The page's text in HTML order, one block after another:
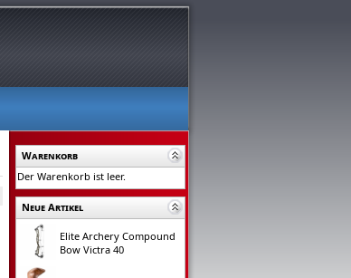
Warenkorb
Der Warenkorb ist leer.
Neue Artikel
Elite Archery Compound
Bow Victra 40